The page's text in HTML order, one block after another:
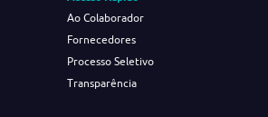
Ao Colaborador
Fornecedores
Processo Seletivo
Transparência